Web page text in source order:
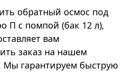
обратный осмос под
П с помпой (бак 12 л),
вам
заказ на нашем
Мы гарантируем быструю